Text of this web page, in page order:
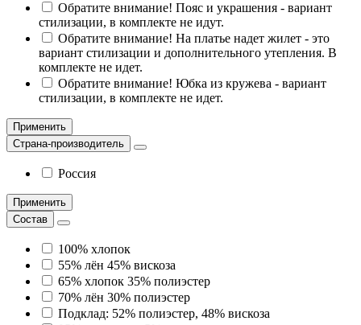
Обратите внимание! Пояс и украшения - вариант
стилизации, в комплекте не идут.
Обратите внимание! На платье надет жилет - это
вариант стилизации и дополнительного утепления. В
комплекте не идет.
Обратите внимание! Юбка из кружева - вариант
стилизации, в комплекте не идет.
Применить
Страна-производитель
Россия
Применить
Состав
100% хлопок
55% лён 45% вискоза
65% хлопок 35% полиэстер
70% лён 30% полиэстер
Подклад: 52% полиэстер, 48% вискоза